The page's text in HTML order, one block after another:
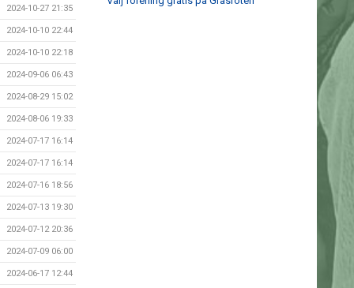
2024-10-27 21:35
2024-10-10 22:44
2024-10-10 22:18
2024-09-06 06:43
2024-08-29 15:02
2024-08-06 19:33
2024-07-17 16:14
2024-07-17 16:14
2024-07-16 18:56
2024-07-13 19:30
2024-07-12 20:36
2024-07-09 06:00
2024-06-17 12:44